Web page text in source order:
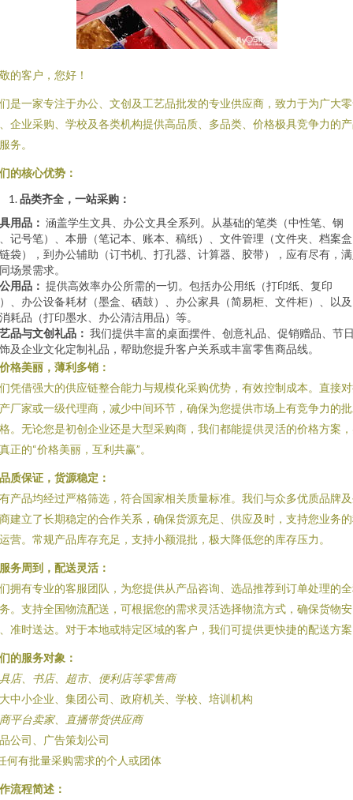
的客户，您好！
是一家专注于办公、文创及工艺品批发的专业供应商，致力于为广大
企业采购、学校及各类机构提供高品质、多品类、价格极具竞争力的
务。
的核心优势：
品类齐全，一站采购：
用品： 涵盖学生文具、办公文具全系列。从基础的笔类（中性笔、钢
记号笔）、本册（笔记本、账本、稿纸）、文件管理（文件夹、档案
袋），到办公辅助（订书机、打孔器、计算器、胶带），应有尽有，
场景需求。
用品： 提供高效率办公所需的一切。包括办公用纸（打印纸、复印
、办公设备耗材（墨盒、硒鼓）、办公家具（简易柜、文件柜）、以
耗品（打印墨水、办公清洁用品）等。
品与文创礼品： 我们提供丰富的桌面摆件、创意礼品、促销赠品、节
及企业文化定制礼品，帮助您提升客户关系或丰富零售商品线。
价格美丽，薄利多销：
凭借强大的供应链整合能力与规模化采购优势，有效控制成本。直接
厂家或一级代理商，减少中间环节，确保为您提供市场上有竞争力的
。无论您是初创企业还是大型采购商，我们都能提供灵活的价格方案
正的“价格美丽，互利共赢”。
品质保证，货源稳定：
产品均经过严格筛选，符合国家相关质量标准。我们与众多优质品牌
建立了长期稳定的合作关系，确保货源充足、供应及时，支持您业务
营。常规产品库存充足，支持小额混批，极大降低您的库存压力。
服务周到，配送灵活：
拥有专业的客服团队，为您提供从产品咨询、选品推荐到订单处理的
。支持全国物流配送，可根据您的需求灵活选择物流方式，确保货物安
准时送达。对于本地或特定区域的客户，我们可提供更快捷的配送方
的服务对象：
店、书店、超市、便利店等零售商
中小企业、集团公司、政府机关、学校、培训机构
平台卖家、直播带货供应商
公司、广告策划公司
何有批量采购需求的个人或团体
流程简述：